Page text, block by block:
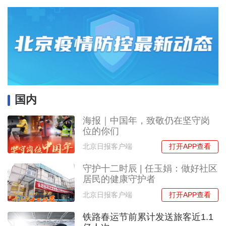
国内
海报｜中国年，致敬仍在坚守岗
位的你们
北京日报客户端 打开APP查看
守护十二时辰 | 任玉娟：做好社区
居民的健康守护者
北京日报客户端 打开APP查看
铁路春运节前累计发送旅客近1.1